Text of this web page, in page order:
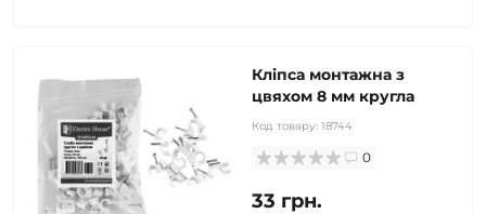
Кліпса монтажна з
цвяхом 8 мм кругла
Код товару: 18744
0
33 грн.